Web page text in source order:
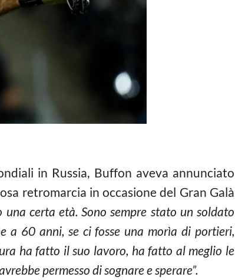
in Russia, Buffon aveva annunciato
retromarcia in occasione del Gran Galà
certa età. Sono sempre stato un soldato
a 60 anni, se ci fosse una morìa di portieri,
ha fatto il suo lavoro, ha fatto al meglio le
permesso di sognare e sperare”.